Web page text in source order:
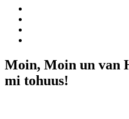
Moin, Moin un van
mi tohuus!